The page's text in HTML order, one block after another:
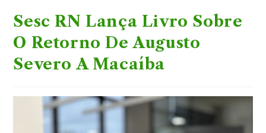
Sesc RN Lança Livro Sobre
O Retorno De Augusto
Severo A Macaíba